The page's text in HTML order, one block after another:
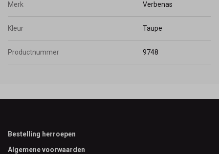
Merk Verbenas
Kleur Taupe
Productnummer 9748
Footer
Bestelling herroepen
Algemene voorwaarden